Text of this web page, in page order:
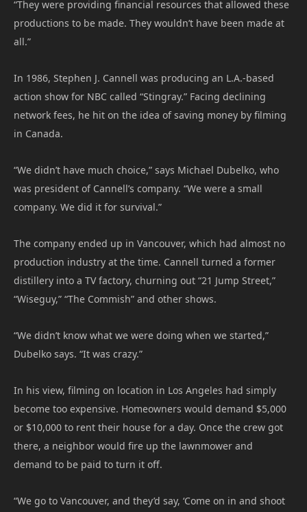
“They were providing financial resources that allowed these
productions to be made. They wouldn’t have been made at
all.”
In 1986, Stephen J. Cannell was producing an L.A.-based
action show for NBC called “Stingray.” Facing declining
network fees, he hit on the idea of saving money by filming
in Canada.
“We didn’t have much choice,” says Michael Dubelko, who
was president of Cannell’s company. “We were a small
company. We did it for survival.”
The company ended up in Vancouver, which had almost no
production industry at the time. Cannell turned a former
distillery into a TV factory, churning out “21 Jump Street,”
“Wiseguy,” “The Commish” and other shows.
“We didn’t know what we were doing when we started,”
Dubelko says. “It was crazy.”
In his view, filming on location in Los Angeles had simply
become too expensive. Homeowners would demand $5,000
or $10,000 to rent their house for a day. Once the crew got
there, a neighbor would fire up the lawnmower and
demand to be paid to turn it off.
“We go to Vancouver, and they’d say, ‘Come on in and shoot